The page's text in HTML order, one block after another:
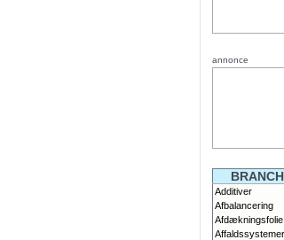
annonce
Additiver
Afbalancering
Afdækningsfolie
Affaldssystemer